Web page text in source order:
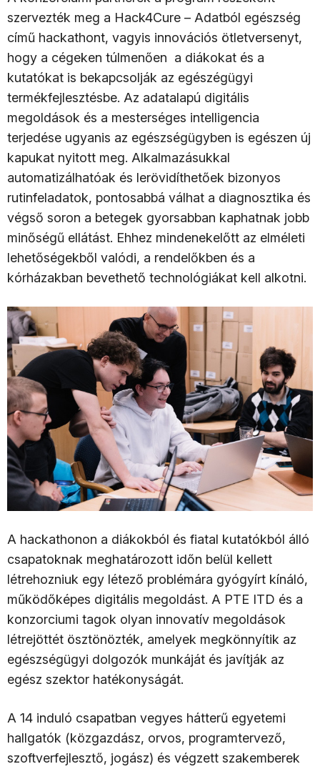
szervezték meg a Hack4Cure – Adatból egészség
című hackathont, vagyis innovációs ötletversenyt,
hogy a cégeken túlmenően a diákokat és a
kutatókat is bekapcsolják az egészégügyi
termékfejlesztésbe. Az adatalapú digitális
megoldások és a mesterséges intelligencia
terjedése ugyanis az egészségügyben is egészen új
kapukat nyitott meg. Alkalmazásukkal
automatizálhatóak és lerövidíthetőek bizonyos
rutinfeladatok, pontosabbá válhat a diagnosztika és
végső soron a betegek gyorsabban kaphatnak jobb
minőségű ellátást. Ehhez mindenekelőtt az elméleti
lehetőségekből valódi, a rendelőkben és a
kórházakban bevethető technológiákat kell alkotni.
A hackathonon a diákokból és fiatal kutatókból álló
csapatoknak meghatározott időn belül kellett
létrehozniuk egy létező problémára gyógyírt kínáló,
működőképes digitális megoldást. A PTE ITD és a
konzorciumi tagok olyan innovatív megoldások
létrejöttét ösztönözték, amelyek megkönnyítik az
egészségügyi dolgozók munkáját és javítják az
egész szektor hatékonyságát.
A 14 induló csapatban vegyes hátterű egyetemi
hallgatók (közgazdász, orvos, programtervező,
szoftverfejlesztő, jogász) és végzett szakemberek